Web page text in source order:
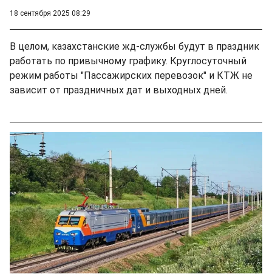
18 сентября 2025 08:29
В целом, казахстанские жд-службы будут в праздник
работать по привычному графику. Круглосуточный
режим работы "Пассажирских перевозок" и КТЖ не
зависит от праздничных дат и выходных дней.